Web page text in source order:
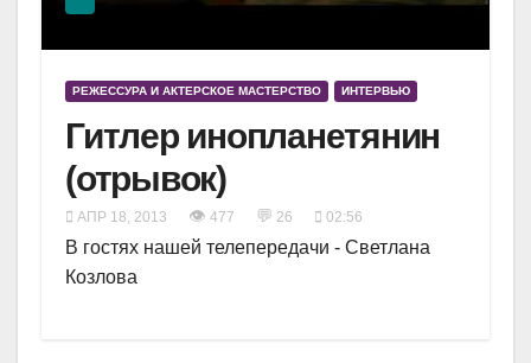
РЕЖЕССУРА И АКТЕРСКОЕ МАСТЕРСТВО ИНТЕРВЬЮ
Гитлер инопланетянин
(отрывок)
АПР 18, 2013 👁 477 💬 26 02:56
В гостях нашей телепередачи - Светлана
Козлова